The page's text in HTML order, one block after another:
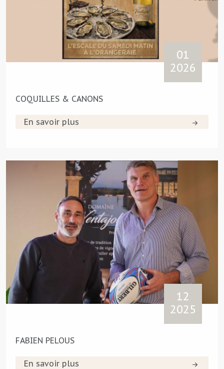
01
2026
COQUILLES & CANONS
En savoir plus
12
2025
FABIEN PELOUS
En savoir plus